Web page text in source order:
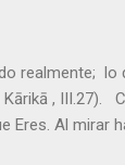
realmente; lo
, III.27).
Eres. Al mirar